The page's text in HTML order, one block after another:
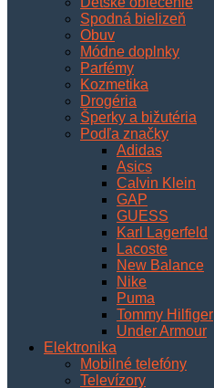
Spodná bielizeň
Obuv
Módne doplnky
Parfémy
Kozmetika
Drogéria
Šperky a bižutéria
Podľa značky
Adidas
Asics
Calvin Klein
GAP
GUESS
Karl Lagerfeld
Lacoste
New Balance
Nike
Puma
Tommy Hilfiger
Under Armour
Elektronika
Mobilné telefóny
Televízory